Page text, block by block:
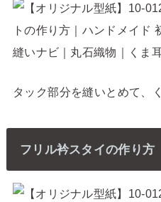
タック部分を縫いとめて、
フリル衿スタイの作り方